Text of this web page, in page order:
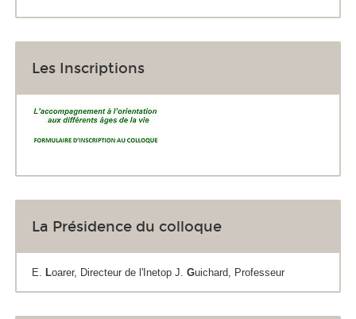
Les Inscriptions
La Présidence du colloque
E. Loarer, Directeur de l'Inetop J. Guichard, Professeur